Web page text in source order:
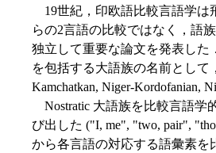
19世紀，印欧語比較言語学は
らの2言語の比較ではなく，語
独立して重要な論文を発表した
を包括する大語族の名前として
Kamchatkan, Niger-Kordofanian,
Nostratic 大語族を比較言語学
び出した ("I, me", "two, pair",
から各言語の対応する語彙素を